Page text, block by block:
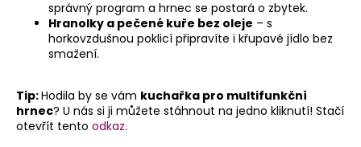
správný program a hrnec se postará o zbytek.
Hranolky a pečené kuře bez oleje – s
horkovzdušnou poklicí připravíte i křupavé jídlo bez
smažení.
Tip:Hodila by se vám kuchařka pro multifunkční
hrnec? U nás si ji můžete stáhnout na jedno kliknutí! Stačí
otevřít tento odkaz.